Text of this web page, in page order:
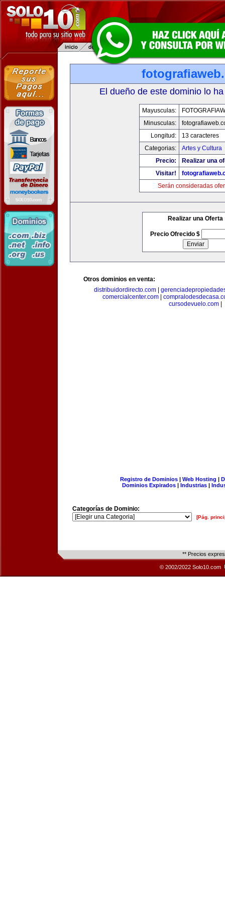
El dueño de este dominio lo
Mayusculas:
Minusculas:
Longitud:
13 caracteres
Categorias:
Artes y Cultura
Precio:
Realizar una
Visitar!
Serán consideradas
Realizar una Oferta
Precio Ofrecido $
Otros dominios en venta:
distribuidordirecto.com|
comercialcenter.com
cursodevuelo.com
Registro de Dominios| Web Hosting |
Dominios Expirados | Industrias |
Categorías de Dominio:
[Pág.
** Precios
© 2002/2022 Solo10.com